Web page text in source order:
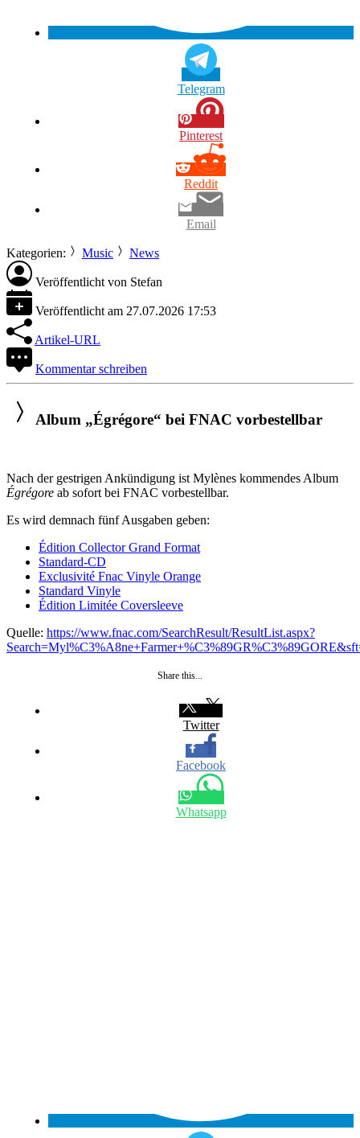
Telegram
Pinterest
Reddit
Email
Kategorien: Music News
Veröffentlicht von Stefan
Veröffentlicht am 27.07.2026 17:53
Artikel-URL
Kommentar schreiben
Album „Égrégore“ bei FNAC vorbestellbar
Nach der gestrigen Ankündigung ist Mylènes kommendes Album
Égrégore ab sofort bei FNAC vorbestellbar.
Es wird demnach fünf Ausgaben geben:
Édition Collector Grand Format
Standard-CD
Exclusivité Fnac Vinyle Orange
Standard Vinyle
Édition Limitée Coversleeve
Quelle: https://www.fnac.com/SearchResult/ResultList.aspx?
Share this...
Twitter
Facebook
Whatsapp